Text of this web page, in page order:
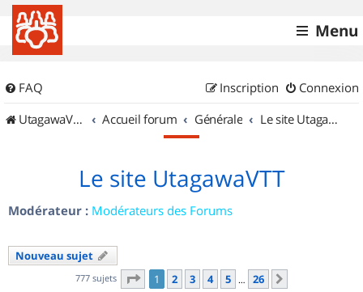
Menu
FAQ Connexion
Inscription
UtagawaVTT (Randos VTT et VTTAE avec traces GPS)
Accueil forum Générale Le site UtagawaVTT
Le site UtagawaVTT
Modérateur : Modérateurs des Forums
Nouveau sujet
777 sujets Page 1sur
1 2 3 4 5 … 26